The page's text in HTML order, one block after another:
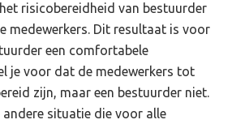
risicobereidheid van bestuurder
medewerkers. Dit resultaat is voor
een comfortabele
je voor dat de medewerkers tot
zijn, maar een bestuurder niet.
andere situatie die voor alle